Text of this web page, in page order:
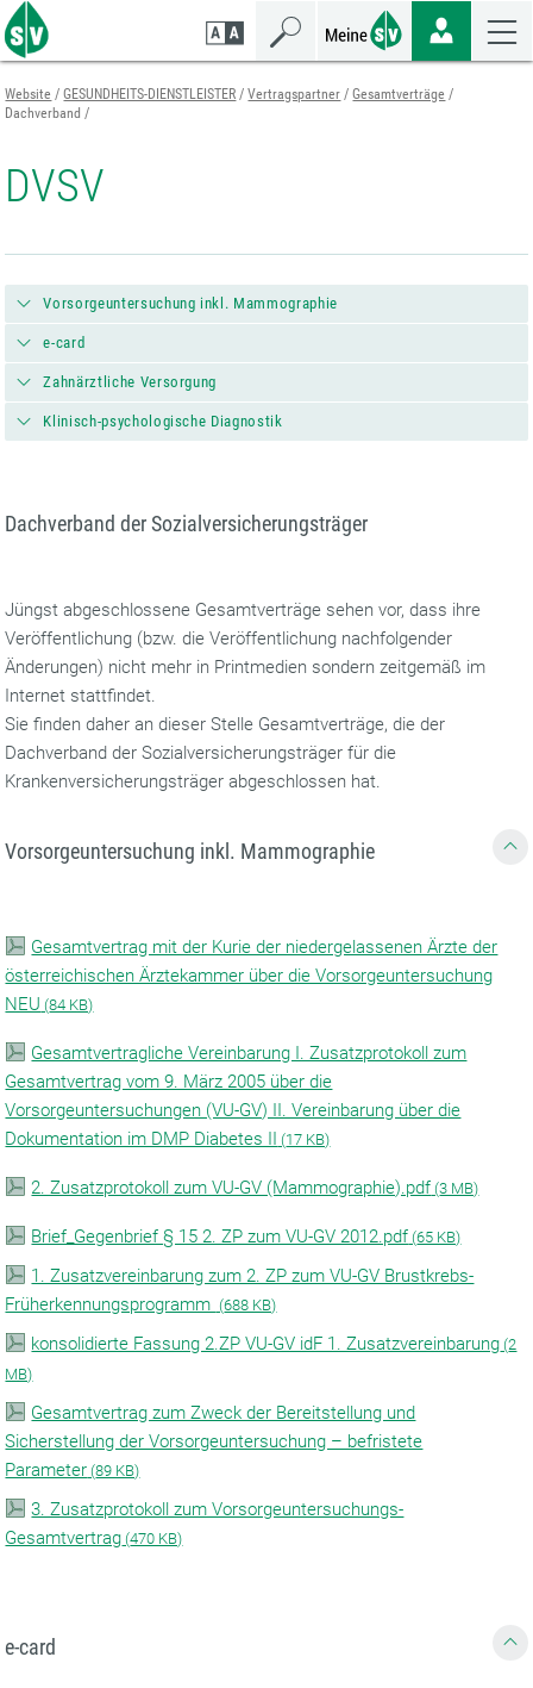
Zum
Seiteninhalt
springen
Zur
Navigation
springen
Zur
Mobilen
Navigation
springen
Website GESUNDHEITS-DIENSTLEISTER Vertragspartner
Gesamtverträge
Dachverband
DVSV
Vorsorgeuntersuchung inkl. Mammographie
e-card
Zahnärztliche Versorgung
Klinisch-psychologische Diagnostik
Dachverband der Sozialversicherungsträger
Jüngst abgeschlossene Gesamtverträge sehen vor, dass ihre
Veröffentlichung (bzw. die Veröffentlichung nachfolgender
Änderungen) nicht mehr in Printmedien sondern zeitgemäß im
Internet stattfindet.
Sie finden daher an dieser Stelle Gesamtverträge, die der
Dachverband der Sozialversicherungsträger für die
Krankenversicherungsträger abgeschlossen hat.
Vorsorgeuntersuchung inkl. Mammographie
Gesamtvertrag mit der Kurie der niedergelassenen Ärzte der
österreichischen Ärztekammer über die Vorsorgeuntersuchung
NEU (84 KB)
Gesamtvertragliche Vereinbarung I. Zusatzprotokoll zum
Gesamtvertrag vom 9. März 2005 über die
Vorsorgeuntersuchungen (VU-GV) II. Vereinbarung über die
Dokumentation im DMP Diabetes II (17 KB)
2. Zusatzprotokoll zum VU-GV (Mammographie).pdf (3 MB)
Brief_Gegenbrief § 15 2. ZP zum VU-GV 2012.pdf (65 KB)
1. Zusatzvereinbarung zum 2. ZP zum VU-GV Brustkrebs-
Früherkennungsprogramm (688 KB)
konsolidierte Fassung 2.ZP VU-GV idF 1. Zusatzvereinbarung (2
MB)
Gesamtvertrag zum Zweck der Bereitstellung und
Sicherstellung der Vorsorgeuntersuchung – befristete
Parameter (89 KB)
3. Zusatzprotokoll zum Vorsorgeuntersuchungs-
Gesamtvertrag (470 KB)
e-card